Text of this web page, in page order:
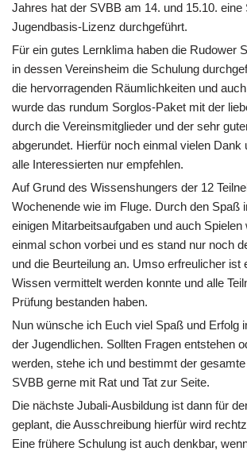
Jahres hat der SVBB am 14. und 15.10. eine
Jugendbasis-Lizenz durchgeführt.
Für ein gutes Lernklima haben die Rudower
in dessen Vereinsheim die Schulung
die hervorragenden Räumlichkeiten und
wurde das rundum Sorglos-Paket mit der
durch die Vereinsmitglieder und der sehr
abgerundet. Hierfür noch einmal vielen Dank
alle Interessierten nur empfehlen.
Auf Grund des Wissenshungers der 12
Wochenende wie im Fluge. Durch den Spaß
einigen Mitarbeitsaufgaben und auch Spielen
einmal schon vorbei und es stand nur noch
und die Beurteilung an. Umso erfreulicher ist
Wissen vermittelt werden konnte und alle
Prüfung bestanden haben.
Nun wünsche ich Euch viel Spaß und Erfolg
der Jugendlichen. Sollten Fragen entstehen
werden, stehe ich und bestimmt der
SVBB gerne mit Rat und Tat zur Seite.
Die nächste Jubali-Ausbildung ist dann für
geplant, die Ausschreibung hierfür wird
Eine frühere Schulung ist auch denkbar,